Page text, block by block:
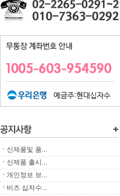
ㆍ 신제품및 품...
ㆍ 신제품 출시...
ㆍ 개인정보 보...
ㆍ 비즈 십자수...